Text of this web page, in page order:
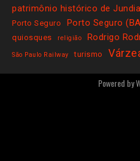
patrimônio histórico de
Porto Seguro
Porto Seguro
quiosques
religião Rodrigo
São Paulo Railway turismo
Powered by